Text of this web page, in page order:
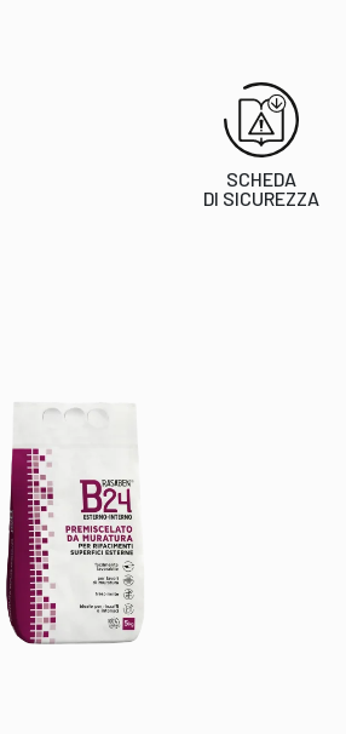
SCHEDA
DI SICUREZZA